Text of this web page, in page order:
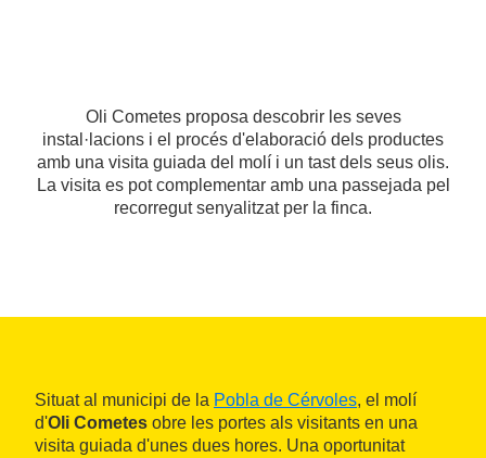
Oli Cometes proposa descobrir les seves
instal·lacions i el procés d'elaboració dels productes
amb una visita guiada del molí i un tast dels seus olis.
La visita es pot complementar amb una passejada pel
recorregut senyalitzat per la finca.
Situat al municipi de la Pobla de Cérvoles, el molí
d'Oli Cometes obre les portes als visitants en una
visita guiada d'unes dues hores. Una oportunitat